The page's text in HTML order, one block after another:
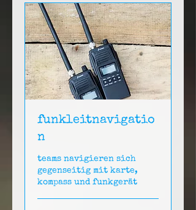
funkleitnavigatio
n
teams navigieren sich
gegenseitig mit karte,
kompass und funkgerät